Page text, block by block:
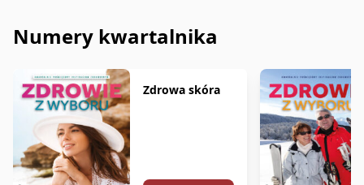
Numery kwartalnika
Zdrowa skóra